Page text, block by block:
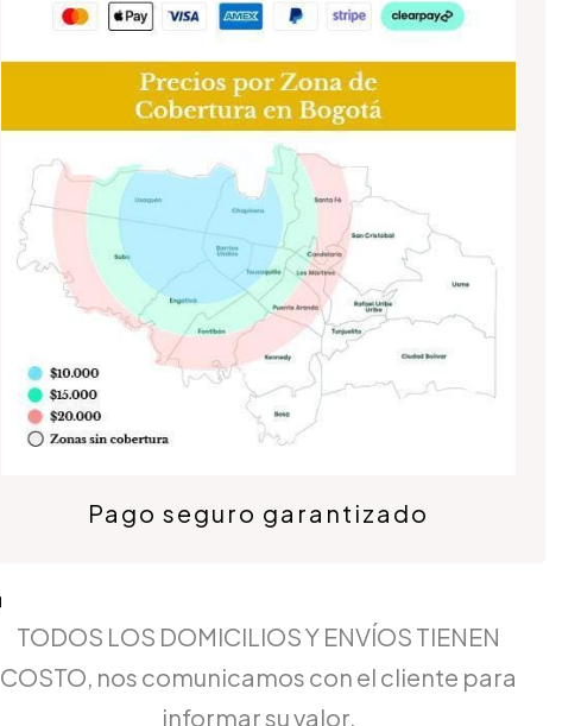
Pago seguro garantizado
TODOS LOS DOMICILIOS Y ENVÍOS TIENEN
COSTO, nos comunicamos con el cliente para
informar su valor.